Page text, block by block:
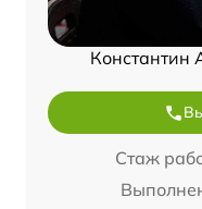
Константин
Стаж